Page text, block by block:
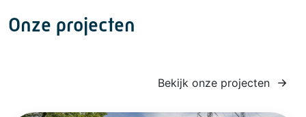
Onze projecten
Bekijk onze projecten